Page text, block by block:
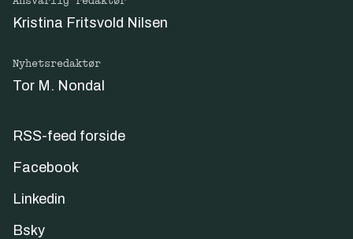
Kristina Fritsvold Nilsen
Nyhetsredaktør
Tor M. Nondal
RSS-feed forside
Facebook
Linkedin
Bsky